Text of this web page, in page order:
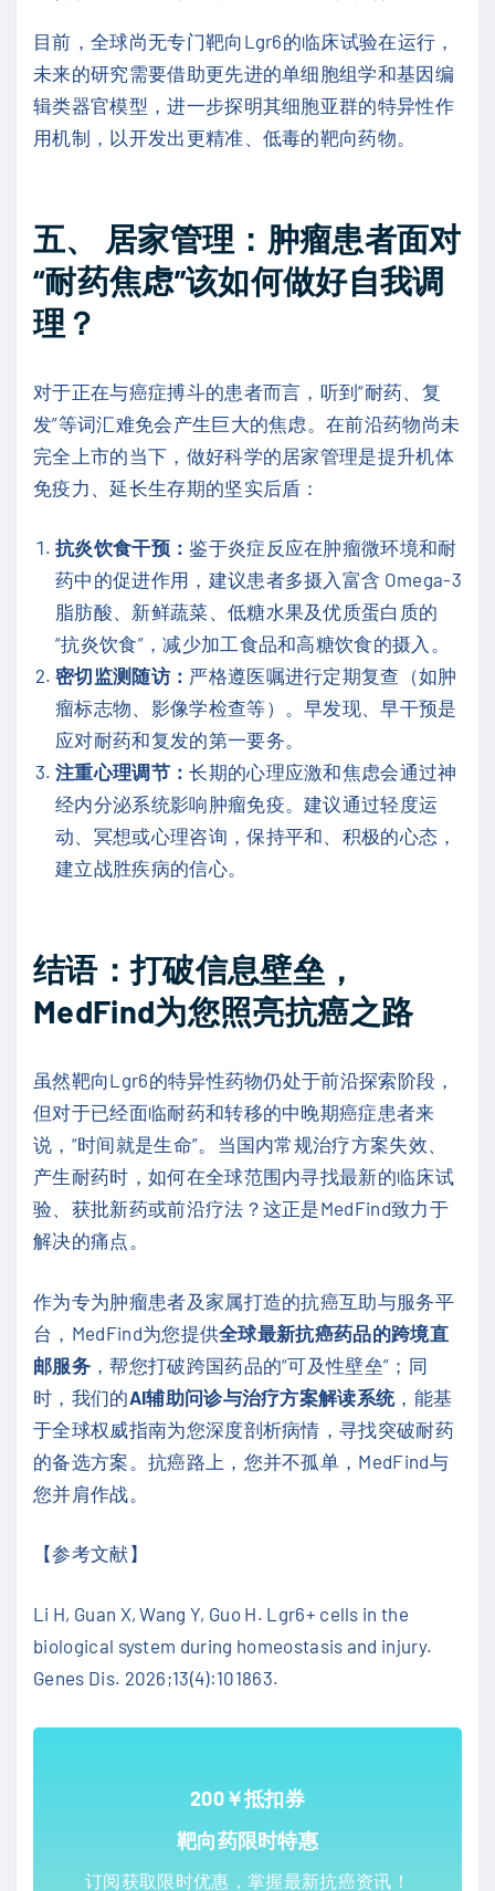
目前，全球尚无专门靶向Lgr6的临床试验在运行，
未来的研究需要借助更先进的单细胞组学和基因编
辑类器官模型，进一步探明其细胞亚群的特异性作
用机制，以开发出更精准、低毒的靶向药物。
五、 居家管理：肿瘤患者面对
“耐药焦虑”该如何做好自我调
理？
对于正在与癌症搏斗的患者而言，听到“耐药、复
发”等词汇难免会产生巨大的焦虑。在前沿药物尚未
完全上市的当下，做好科学的居家管理是提升机体
免疫力、延长生存期的坚实后盾：
抗炎饮食干预：鉴于炎症反应在肿瘤微环境和耐
药中的促进作用，建议患者多摄入富含 Omega-3
脂肪酸、新鲜蔬菜、低糖水果及优质蛋白质的
“抗炎饮食”，减少加工食品和高糖饮食的摄入。
密切监测随访： 严格遵医嘱进行定期复查（如肿
瘤标志物、影像学检查等）。早发现、早干预是
应对耐药和复发的第一要务。
注重心理调节：长期的心理应激和焦虑会通过神
经内分泌系统影响肿瘤免疫。建议通过轻度运
动、冥想或心理咨询，保持平和、积极的心态，
建立战胜疾病的信心。
结语：打破信息壁垒，
MedFind为您照亮抗癌之路
虽然靶向Lgr6的特异性药物仍处于前沿探索阶段，
但对于已经面临耐药和转移的中晚期癌症患者来
说，“时间就是生命”。当国内常规治疗方案失效、
产生耐药时，如何在全球范围内寻找最新的临床试
验、获批新药或前沿疗法？这正是MedFind致力于
解决的痛点。
作为专为肿瘤患者及家属打造的抗癌互助与服务平
台，MedFind为您提供全球最新抗癌药品的跨境直
邮服务，帮您打破跨国药品的“可及性壁垒”；同
时，我们的AI辅助问诊与治疗方案解读系统 ，能基
于全球权威指南为您深度剖析病情，寻找突破耐药
的备选方案。抗癌路上，您并不孤单，MedFind与
您并肩作战。
【参考文献】
Li H, Guan X, Wang Y, Guo H. Lgr6+ cells in the
biological system during homeostasis and injury.
Genes Dis. 2026;13(4):101863.
200￥抵扣券
靶向药限时特惠
订阅获取限时优惠，掌握最新抗癌资讯！